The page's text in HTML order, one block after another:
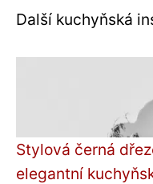
Další kuchyňská
Stylová černá
elegantní